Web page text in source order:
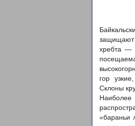
защищают
хребта —
гор
Склоны
«бараньи